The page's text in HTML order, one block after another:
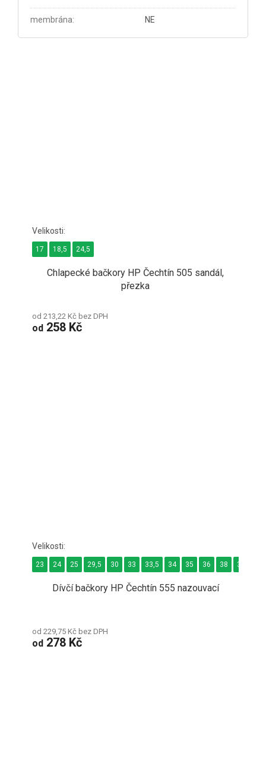
membrána: NE
Chlapecké bačkory HP Čechtín 505 sandál,
přezka
od 213,22 Kč bez DPH
od 258 Kč
17 18,5 24,5
Dívčí bačkory HP Čechtín 555 nazouvací
od 229,75 Kč bez DPH
od 278 Kč
23 24 25 29,5 30 33 33,5 34 35 36 38 38,5